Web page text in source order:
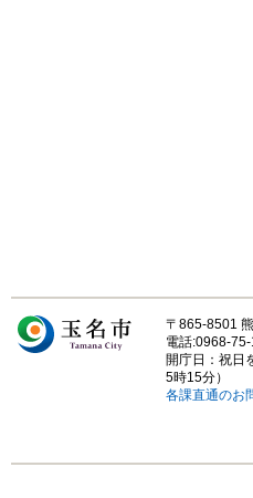
〒865-8501
電話:0968-75-
開庁日：祝日
5時15分）
各課直通のお